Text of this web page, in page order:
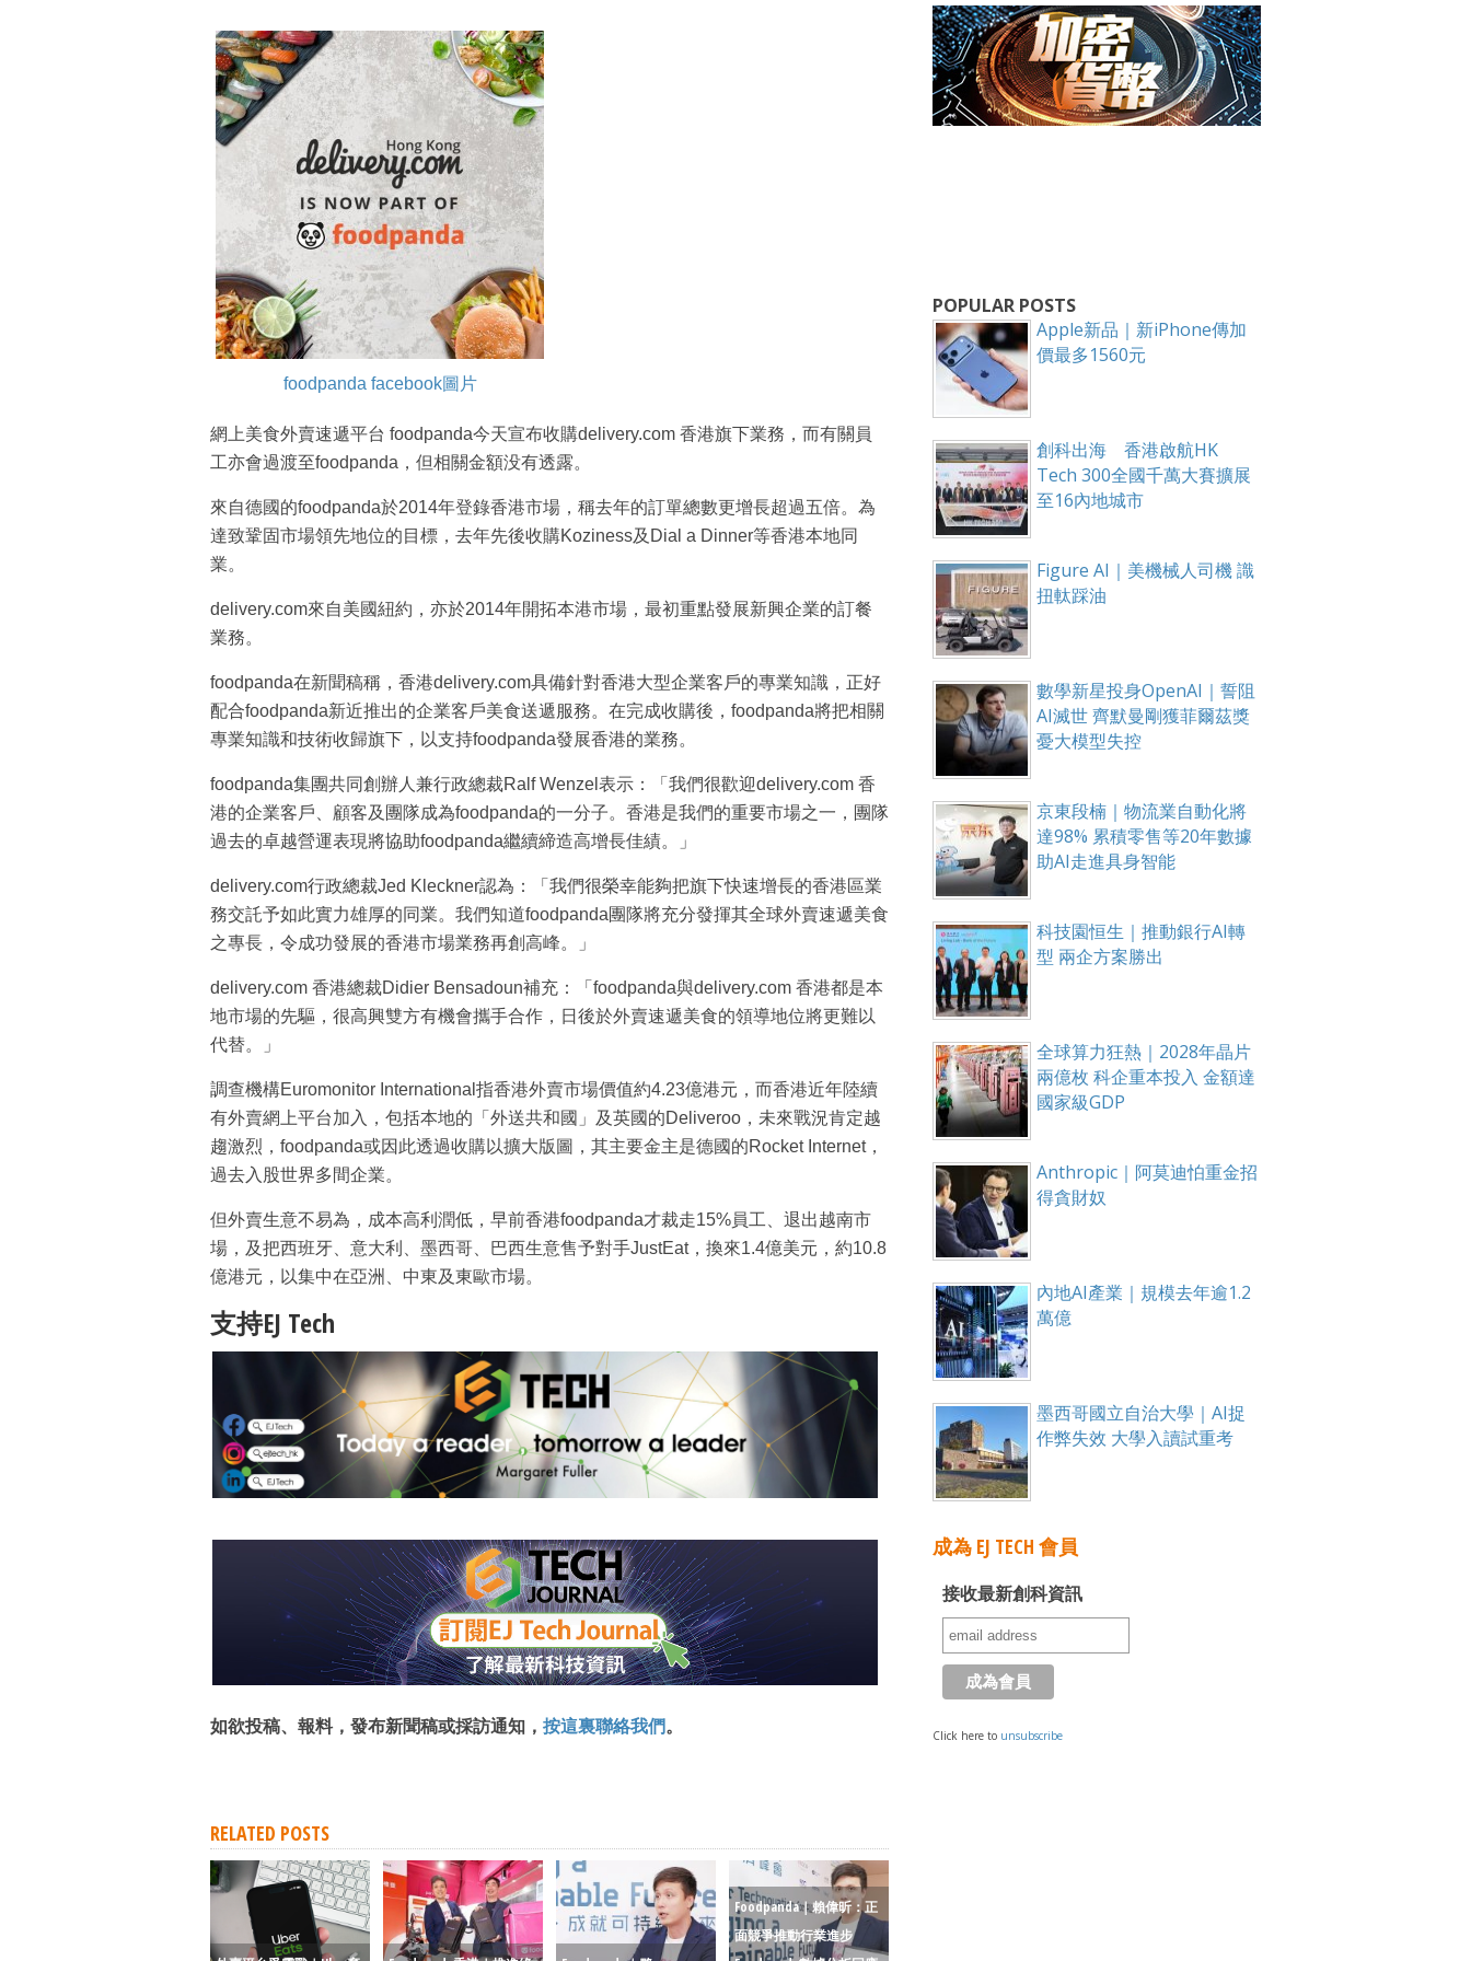
foodpanda facebook圖片
網上美食外賣速遞平台 foodpanda今天宣布收購delivery.com 香港旗下業務，而有關員
工亦會過渡至foodpanda，但相關金額没有透露。
來自德國的foodpanda於2014年登錄香港市場，稱去年的訂單總數更增長超過五倍。為
達致鞏固市場領先地位的目標，去年先後收購Koziness及Dial a Dinner等香港本地同
業。
delivery.com來自美國紐約，亦於2014年開拓本港市場，最初重點發展新興企業的訂餐
業務。
foodpanda在新聞稿稱，香港delivery.com具備針對香港大型企業客戶的專業知識，正好
配合foodpanda新近推出的企業客戶美食送遞服務。在完成收購後，foodpanda將把相關
專業知識和技術收歸旗下，以支持foodpanda發展香港的業務。
foodpanda集團共同創辦人兼行政總裁Ralf Wenzel表示：「我們很歡迎delivery.com 香
港的企業客戶、顧客及團隊成為foodpanda的一分子。香港是我們的重要市場之一，團隊
過去的卓越營運表現將協助foodpanda繼續締造高增長佳績。」
delivery.com行政總裁Jed Kleckner認為：「我們很榮幸能夠把旗下快速增長的香港區業
務交託予如此實力雄厚的同業。我們知道foodpanda團隊將充分發揮其全球外賣速遞美食
之專長，令成功發展的香港市場業務再創高峰。」
delivery.com 香港總裁Didier Bensadoun補充：「foodpanda與delivery.com 香港都是本
地市場的先驅，很高興雙方有機會攜手合作，日後於外賣速遞美食的領導地位將更難以
代替。」
調查機構Euromonitor International指香港外賣市場價值約4.23億港元，而香港近年陸續
有外賣網上平台加入，包括本地的「外送共和國」及英國的Deliveroo，未來戰況肯定越
趨激烈，foodpanda或因此透過收購以擴大版圖，其主要金主是德國的Rocket Internet，
過去入股世界多間企業。
但外賣生意不易為，成本高利潤低，早前香港foodpanda才裁走15%員工、退出越南市
場，及把西班牙、意大利、墨西哥、巴西生意售予對手JustEat，換來1.4億美元，約10.8
億港元，以集中在亞洲、中東及東歐市場。
支持EJ Tech
如欲投稿、報料，發布新聞稿或採訪通知， 按這裏聯絡我們。
RELATED POSTS
Foodpanda｜賴偉昕：正
面競爭推動行業進步
POPULAR POSTS
Apple新品｜新iPhone傳加
價最多1560元
創科出海 香港啟航HK
Tech 300全國千萬大賽擴展
至16內地城市
Figure AI｜美機械人司機 識
扭軚踩油
數學新星投身OpenAI｜誓阻
AI滅世 齊默曼剛獲菲爾茲獎
憂大模型失控
京東段楠｜物流業自動化將
達98% 累積零售等20年數據
助AI走進具身智能
科技園恒生｜推動銀行AI轉
型 兩企方案勝出
全球算力狂熱｜2028年晶片
兩億枚 科企重本投入 金額達
國家級GDP
Anthropic｜阿莫迪怕重金招
得貪財奴
內地AI產業｜規模去年逾1.2
萬億
墨西哥國立自治大學｜AI捉
作弊失效 大學入讀試重考
成為 EJ TECH 會員
接收最新創科資訊
Click here to unsubscribe